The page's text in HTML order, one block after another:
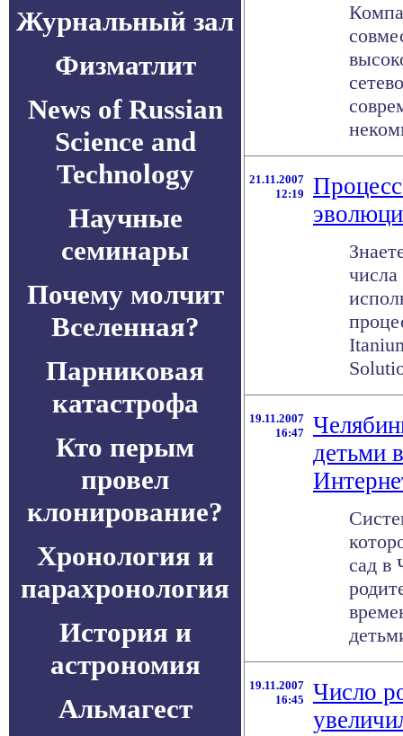
Журнальный зал
Физматлит
News of Russian
Science and
Technology
Научные
семинары
Почему молчит
Вселенная?
Парниковая
катастрофа
Кто перым
провел
клонирование?
Хронология и
парахронология
История и
астрономия
Альмагест
21.11.2007
12:19
19.11.2007
16:47
детьми
сад в
19.11.2007
16:45
Число